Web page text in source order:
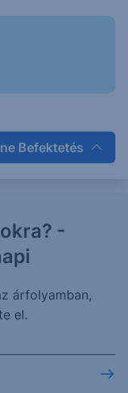
Befektetés
letörésével
-
árfolyamban,
el.